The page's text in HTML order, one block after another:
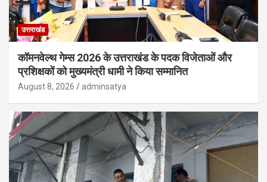
उत्तराखंड
कॉमनवेल्थ गेम्स 2026 के उत्तराखंड के पदक विजेताओं और
प्रशिक्षकों को मुख्यमंत्री धामी ने किया सम्मानित
August 8, 2026 adminsatya